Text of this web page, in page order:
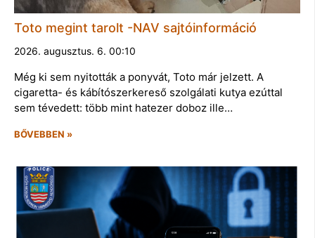
Toto megint tarolt -NAV sajtóinformáció
2026. augusztus. 6. 00:10
Még ki sem nyitották a ponyvát, Toto már jelzett. A
cigaretta- és kábítószerkereső szolgálati kutya ezúttal
sem tévedett: több mint hatezer doboz ille…
BŐVEBBEN »